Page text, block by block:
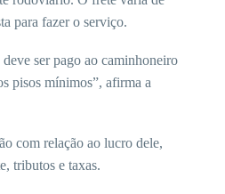
para fazer o serviço.
ser pago ao caminhoneiro
pisos mínimos”, afirma a
com relação ao lucro dele,
tributos e taxas.